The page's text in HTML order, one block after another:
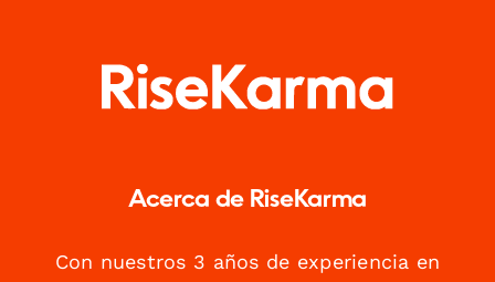
Acerca de RiseKarma
Con nuestros 3 años de experiencia en